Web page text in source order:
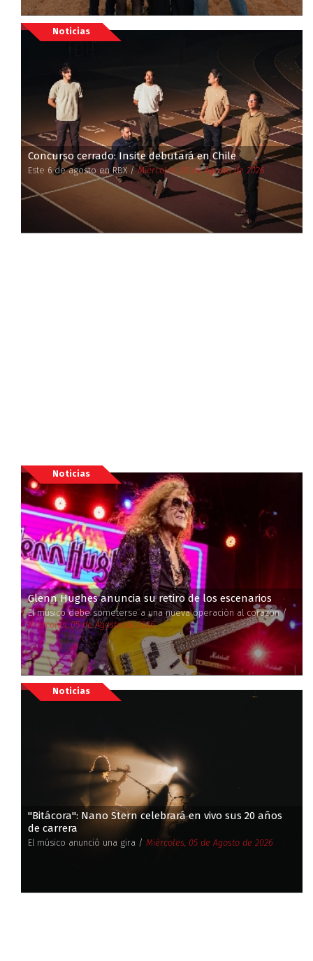
Noticias
Concurso cerrado: Insite debutará en Chile
Este 6 de agosto en RBX /Miércoles, 05 de Agosto de 2026
Noticias
Glenn Hughes anuncia su retiro de los escenarios
El músico debe someterse a una nueva operación al corazón /
Miércoles, 05 de Agosto de 2026
Noticias
''Bitácora'': Nano Stern celebrará en vivo sus 20 años
de carrera
El músico anunció una gira / Miércoles, 05 de Agosto de 2026